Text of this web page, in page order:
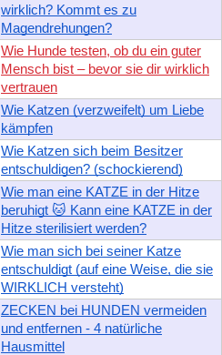
wirklich? Kommt es zu
Magendrehungen?
Wie Hunde testen, ob du ein guter
Mensch bist – bevor sie dir wirklich
vertrauen
Wie Katzen (verzweifelt) um Liebe
kämpfen
Wie Katzen sich beim Besitzer
entschuldigen? (schockierend)
Wie man eine KATZE in der Hitze
beruhigt 🐱 Kann eine KATZE in der
Hitze sterilisiert werden?
Wie man sich bei seiner Katze
entschuldigt (auf eine Weise, die sie
WIRKLICH versteht)
ZECKEN bei HUNDEN vermeiden
und entfernen - 4 natürliche
Hausmittel